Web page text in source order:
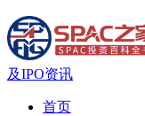
及IPO资讯
首页